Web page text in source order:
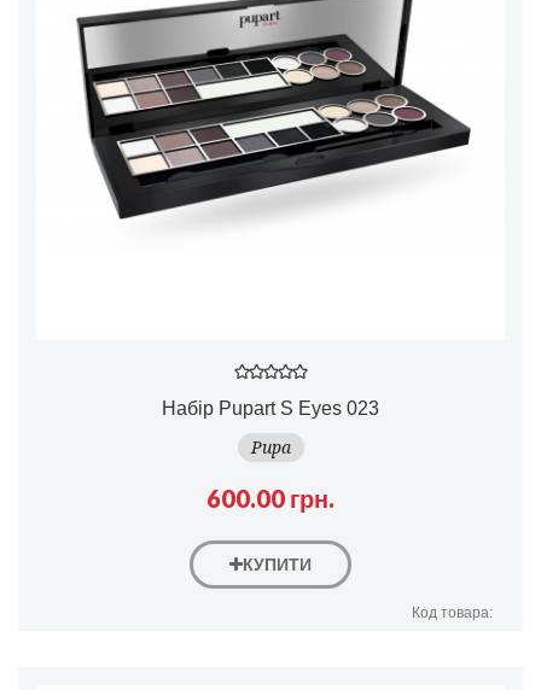
Набір Pupart S Eyes 023
Pupa
600.00 грн.
КУПИТИ
Код товара: